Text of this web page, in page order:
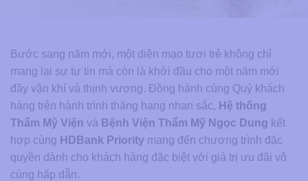
Bước sang năm mới, một diện mạo tươi trẻ không chỉ
mang lại sự tự tin mà còn là khởi đầu cho một năm mới
đầy vận khí và thịnh vượng. Đồng hành cùng Quý khách
hàng trên hành trình thăng hạng nhan sắc, Hệ thống
Thẩm Mỹ Viện và Bệnh Viện Thẩm Mỹ Ngọc Dung kết
hợp cùng HDBank Priority mang đến chương trình đặc
quyền dành cho khách hàng đặc biệt với giá trị ưu đãi vô
cùng hấp dẫn.